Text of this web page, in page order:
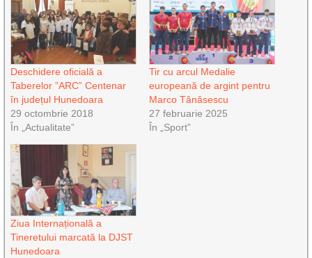
Deschidere oficială a
Taberelor ”ARC” Centenar
în județul Hunedoara
29 octombrie 2018
În „Actualitate”
Tir cu arcul Medalie
europeană de argint pentru
Marco Tânăsescu
27 februarie 2025
În „Sport”
Ziua Internațională a
Tineretului marcată la DJST
Hunedoara